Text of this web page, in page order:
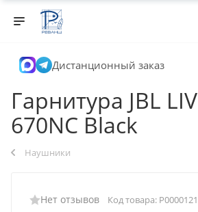
Дистанционный заказ
Гарнитура JBL
670NC Black
Наушники
Нет отзывов Код товара: